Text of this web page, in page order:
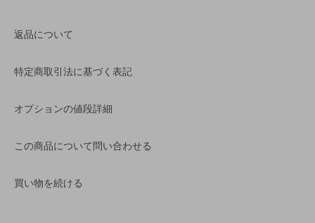
返品について
特定商取引法に基づく表記
オプションの値段詳細
この商品について問い合わせる
買い物を続ける